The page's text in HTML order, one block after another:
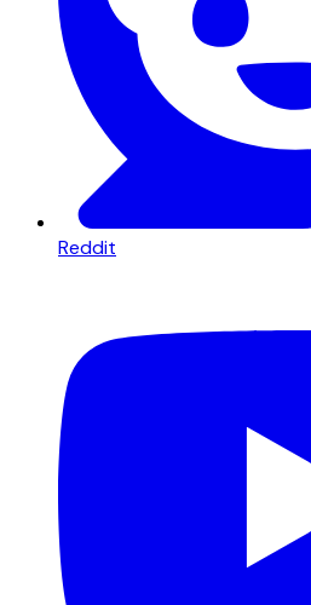
Reddit